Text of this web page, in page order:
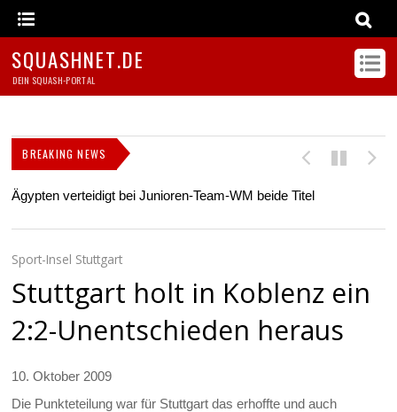
SQUASHNET.DE
DEIN SQUASH-PORTAL
BREAKING NEWS
Ägypten verteidigt bei Junioren-Team-WM beide Titel
Sport-Insel Stuttgart
Stuttgart holt in Koblenz ein
2:2-Unentschieden heraus
10. Oktober 2009
Die Punkteteilung war für Stuttgart das erhoffte und auch